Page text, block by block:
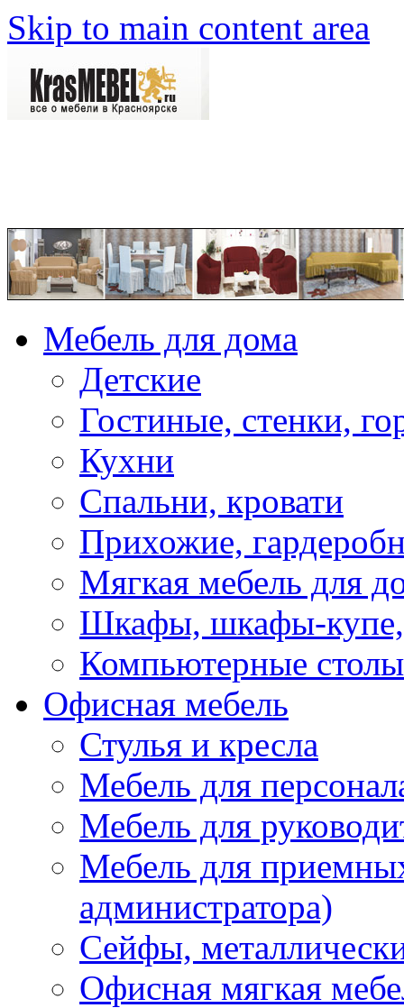
Skip to main content area
Мебель для дома
Детские
Гостиные, стенки,
Кухни
Спальни, кровати
Прихожие,
Мягкая мебель для
Шкафы, шкафы-купе,
Компьютерные столы
Офисная мебель
Стулья и кресла
Мебель для
Мебель для
Мебель для
администратора)
Сейфы,
Офисная мягкая